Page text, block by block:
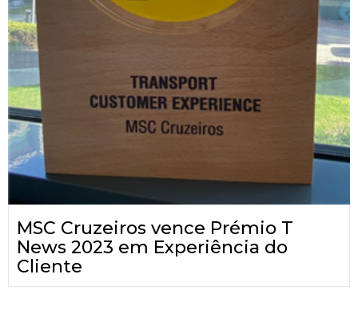
MSC Cruzeiros vence Prémio T
News 2023 em Experiência do
Cliente